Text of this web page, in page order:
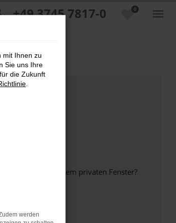
0
+49 3745 7817-0
oder in einem privaten Fenster?
mit Ihnen zu
Sie uns Ihre
die Zukunft
werden